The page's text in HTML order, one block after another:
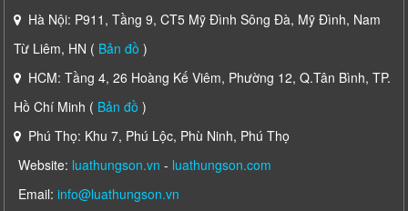
Hà Nội: P911, Tầng 9, CT5 Mỹ Đình Sông Đà, Mỹ Đình, Nam
Từ Liêm, HN ( Bản đồ )
HCM: Tầng 4, 26 Hoàng Kế Viêm, Phường 12, Q.Tân Bình, TP.
Hồ Chí Minh ( Bản đồ )
Phú Thọ: Khu 7, Phú Lộc, Phù Ninh, Phú Thọ
Website: luathungson.vn - luathungson.com
Email:info@luathungson.vn